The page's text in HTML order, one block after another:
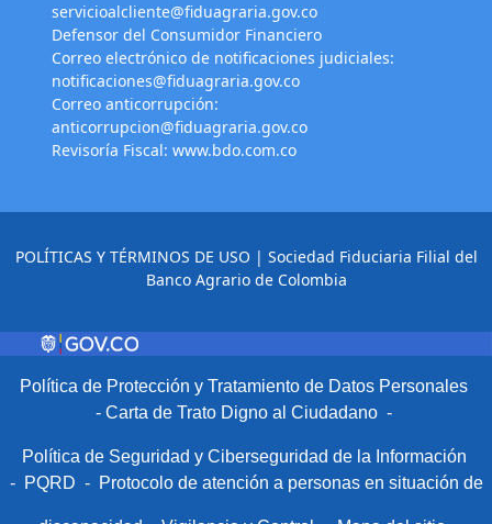
servicioalcliente@fiduagraria.gov.co
Defensor del Consumidor Financiero
Correo electrónico de notificaciones judiciales:
notificaciones@fiduagraria.gov.co
Correo anticorrupción:
anticorrupcion@fiduagraria.gov.co
Revisoría Fiscal: www.bdo.com.co
POLÍTICAS Y TÉRMINOS DE USO | Sociedad Fiduciaria Filial del
Banco Agrario de Colombia
Política de Protección y Tratamiento de Datos Personales
- Carta de Trato Digno al Ciudadano -
Política de Seguridad y Ciberseguridad de la Información
- PQRD - Protocolo de atención a personas en situación de